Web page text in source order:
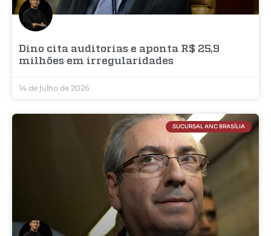
Dino cita auditorias e aponta R$ 25,9
milhões em irregularidades
14 de julho de 2026
SUCURSAL ANC BRASÍLIA